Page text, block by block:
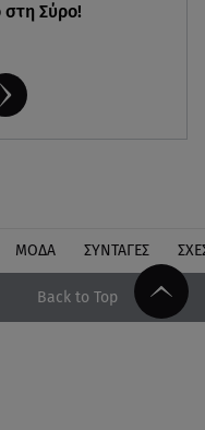
στη Σύρο!
ΜΟΔΑ ΣΥΝΤΑΓΕΣ
Back to Top